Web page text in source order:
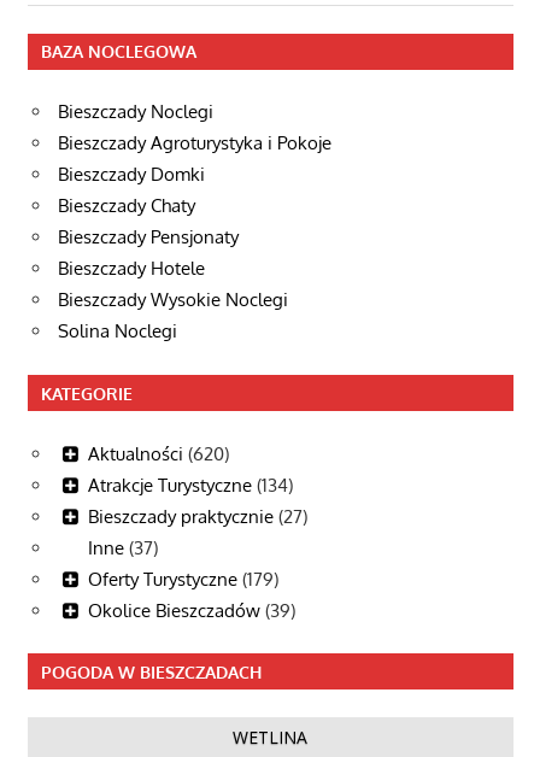
wpis
BAZA NOCLEGOWA
Bieszczady Noclegi
Bieszczady Agroturystyka i Pokoje
Bieszczady Domki
Bieszczady Chaty
Bieszczady Pensjonaty
Bieszczady Hotele
Bieszczady Wysokie Noclegi
Solina Noclegi
KATEGORIE
Aktualności (620)
Atrakcje Turystyczne (134)
Bieszczady praktycznie (27)
Inne (37)
Oferty Turystyczne (179)
Okolice Bieszczadów (39)
POGODA W BIESZCZADACH
WETLINA